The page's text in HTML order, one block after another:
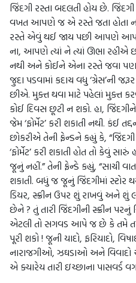
જિંદગી રસ્તા બદલતી હોય છે.
વખત આપણે જ એ રસ્તે જતા હોતા
રસ્તે એવું થઈ જાય પછી આપણે
ના, આપણે ત્યાં ને ત્યાં ઊભા
નથી અને કોઈને એના રસ્તે જવા પણ
જુદા પડવામાં કદાચ વધુ ‘ગ્રેસ’ની
છીએ. મુક્ત થવા માટે પહેલાં મુક્ત
કોઈ દિવસ છૂટી ન શકો. હા,
જેમ ‘ફોર્મેટ’ કરી શકાતી નથી. કંઈ
છોકરીએ તેની ફ્રેન્ડને કહ્યું કે,
‘ફોર્મેટ’ કરી શકાતી હોત તો કેવું
જૂનું નહીં.” તેની ફ્રેન્ડે કહ્યું, “સાચી
શકાતી. બધું જ જૂનું જિંદગીમાં
ડિયર, સ્ક્રીન ઉપર શું રાખવું અને શું
છેને ? તું તારી જિંદગીની સ્ક્રીન પરનું
એટલી તો સગવડ આપે જ છે કે તમે
પૂરી શકો ! જૂની યાદો, ફરિયાદો,
નારાજગીઓ, ઝઘડાઓ અને વિવાદો
એ ક્યારેય તારી ઇચ્છાના